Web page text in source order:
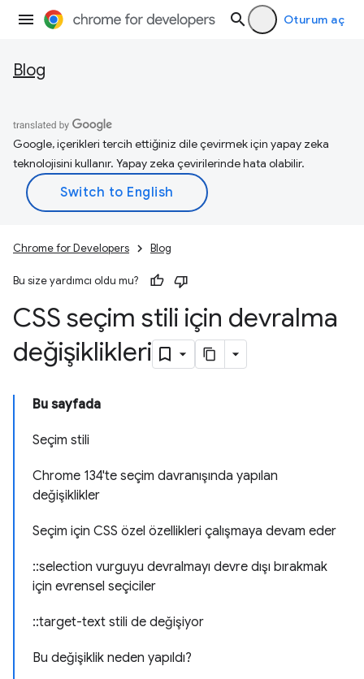
Oturum aç
Blog
Google, içerikleri tercih ettiğiniz dile çevirmek için yapay zeka
teknolojisini kullanır. Yapay zeka çevirilerinde hata olabilir.
Chrome for Developers Blog
Bu size yardımcı oldu mu?
CSS seçim stili için devralma
değişiklikleri
Bu sayfada
Seçim stili
Chrome 134'te seçim davranışında yapılan
değişiklikler
Seçim için CSS özel özellikleri çalışmaya devam eder
::selection vurguyu devralmayı devre dışı bırakmak
için evrensel seçiciler
::target-text stili de değişiyor
Bu değişiklik neden yapıldı?